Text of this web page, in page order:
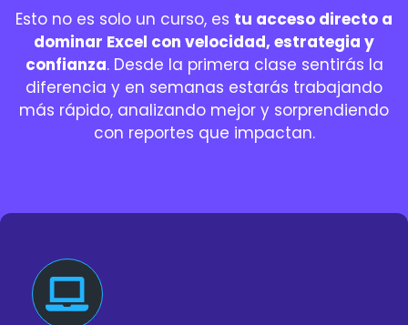
Esto no es solo un curso, es tu acceso directo a
dominar Excel con velocidad, estrategia y
confianza. Desde la primera clase sentirás la
diferencia y en semanas estarás trabajando
más rápido, analizando mejor y sorprendiendo
con reportes que impactan.